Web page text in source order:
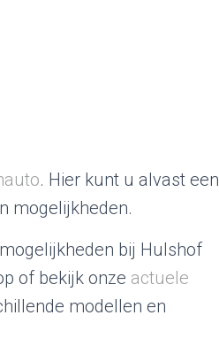
. Hier kunt u alvast een
mogelijkheden.
bij Hulshof
of bekijk onze actuele
modellen en